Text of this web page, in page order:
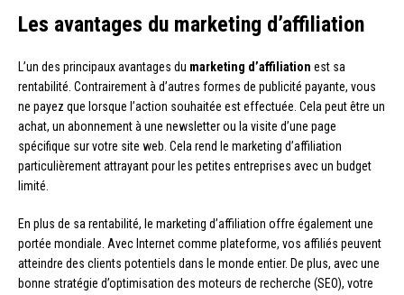
Les avantages du marketing d’affiliation
L’un des principaux avantages du marketing d’affiliation est sa
rentabilité. Contrairement à d’autres formes de publicité payante, vous
ne payez que lorsque l’action souhaitée est effectuée. Cela peut être un
achat, un abonnement à une newsletter ou la visite d’une page
spécifique sur votre site web. Cela rend le marketing d’affiliation
particulièrement attrayant pour les petites entreprises avec un budget
limité.
En plus de sa rentabilité, le marketing d’affiliation offre également une
portée mondiale. Avec Internet comme plateforme, vos affiliés peuvent
atteindre des clients potentiels dans le monde entier. De plus, avec une
bonne stratégie d’optimisation des moteurs de recherche (SEO), votre